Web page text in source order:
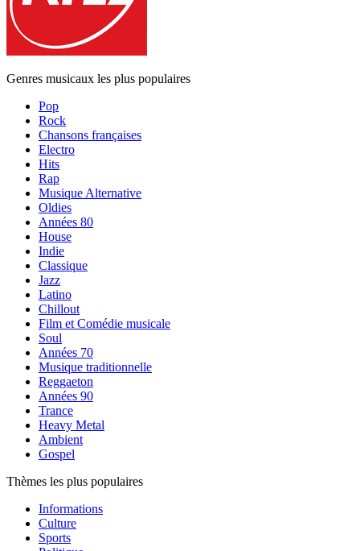
Genres musicaux les plus populaires
Pop
Rock
Chansons françaises
Electro
Hits
Rap
Musique Alternative
Oldies
Années 80
House
Indie
Classique
Jazz
Latino
Chillout
Film et Comédie musicale
Soul
Années 70
Musique traditionnelle
Reggaeton
Années 90
Trance
Heavy Metal
Ambient
Gospel
Thèmes les plus populaires
Informations
Culture
Sports